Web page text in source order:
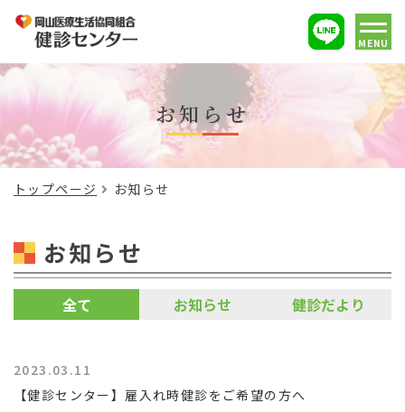
MENU
お知らせ
トップページ お知らせ
お知らせ
全て お知らせ 健診だより
2023.03.11
【健診センター】雇入れ時健診をご希望の方へ